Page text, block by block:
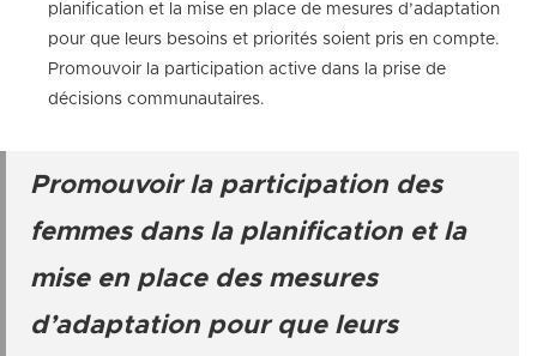
planification et la mise en place de mesures d’adaptation
pour que leurs besoins et priorités soient pris en compte.
Promouvoir la participation active dans la prise de
décisions communautaires.
Promouvoir la participation des
femmes dans la planification et la
mise en place des mesures
d’adaptation pour que leurs